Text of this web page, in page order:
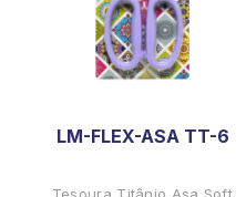
LM-FLEX-ASA TT-6